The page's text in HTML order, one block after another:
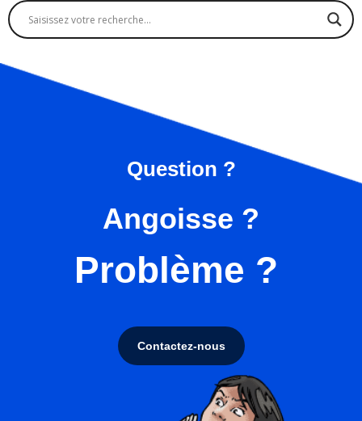
Question ?
Angoisse ?
Problème ?
Contactez-nous